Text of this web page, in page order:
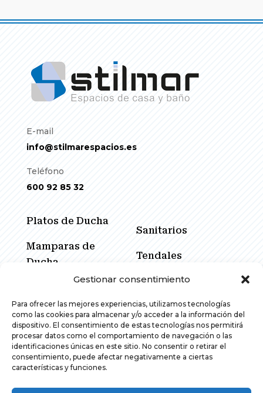
Gestionar consentimiento
Para ofrecer las mejores experiencias, utilizamos tecnologías
como las cookies para almacenar y/o acceder a la información del
dispositivo. El consentimiento de estas tecnologías nos permitirá
procesar datos como el comportamiento de navegación o las
identificaciones únicas en este sitio. No consentir o retirar el
consentimiento, puede afectar negativamente a ciertas
características y funciones.
E-mail
info@stilmarespacios.es
Teléfono
600 92 85 32
Platos de Ducha
Mamparas de
Ducha
Espejos
Grifería
Sanitarios
Tendales
Cerramientos
Promociones